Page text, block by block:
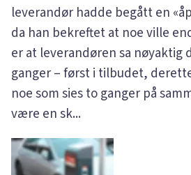
leverandør hadde begått en
da han bekreftet at noe ville
er at leverandøren sa nøyaktig
ganger – først i tilbudet,
noe som sies to ganger på
være en sk...